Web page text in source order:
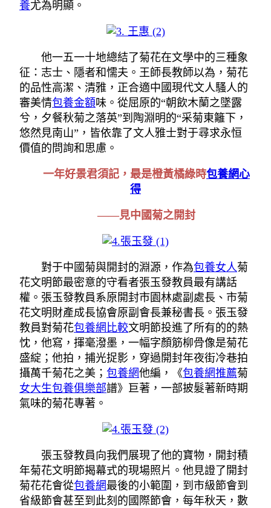
養尤為明顯。
他一五一十地總結了菊花在文學中的三種象
征：志士、隱者和懦夫。王師長教師以為，菊花
的品性高潔、清雅，正合適中國現代文人騷人的
審美情包養金額味。從屈原的“朝飲木蘭之墜露
兮，夕餐秋菊之落英”到陶淵明的“采菊東籬下，
悠然見南山”，皆依靠了文人雅士對于尋求永恒
價值的問詢和思慮。
一年好景君須記，最是橙黃橘綠時包養網心
得
——見中國菊之開封
對于中國菊與開封的淵源，作為包養女人菊
花文明節最密意的守看者張玉發教員最有講話
權。張玉發教員系原開封市園林處副處長、市菊
花文明財產成長協會原副會長兼秘書長。張玉發
教員對菊花包養網比較文明節投進了所有的的熱
忱，他寫，揮毫潑墨，一幅字顏筋柳骨像是菊花
盛綻；他拍，捕光捉影，穿過開封年夜街冷巷拍
攝萬千菊花之美； 包養網他編，《包養網推薦菊
女大生包養俱樂部譜》巨著，一部披髮著新時期
氣味的菊花專著。
張玉發教員向我們展現了他的寶物，開封積
年菊花文明節揭幕式的現場照片。他見證了開封
菊花花會從包養網最後的小範圍，到市級節會到
省級節會甚至到此刻的國際節會，每年秋天，數